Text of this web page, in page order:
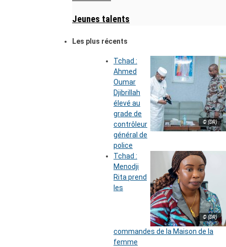
Jeunes talents
Les plus récents
© (DR)
Tchad :
Ahmed
Oumar
Djibrillah
élevé au
grade de
contrôleur
général de
police
© (DR)
Tchad :
Menodji
Rita prend
les
commandes de la Maison de la
femme